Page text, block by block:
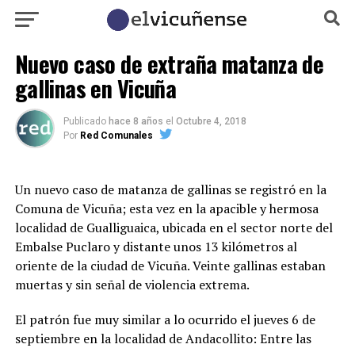
Nuevo caso de extraña matanza de
gallinas en Vicuña
Publicado hace 8 años el Octubre 4, 2018
Por Red Comunales
Un nuevo caso de matanza de gallinas se registró en la
Comuna de Vicuña; esta vez en la apacible y hermosa
localidad de Gualliguaica, ubicada en el sector norte del
Embalse Puclaro y distante unos 13 kilómetros al
oriente de la ciudad de Vicuña. Veinte gallinas estaban
muertas y sin señal de violencia extrema.
El patrón fue muy similar a lo ocurrido el jueves 6 de
septiembre en la localidad de Andacollito: Entre las